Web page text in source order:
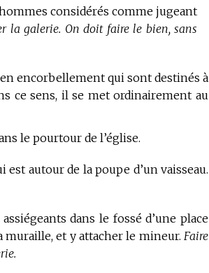
considérés comme jugeant
la galerie. On doit faire le bien, sans
en encorbellement qui sont destinés à
ce sens, il se met ordinairement au
le pourtour de l’église.
est autour de la poupe d’un vaisseau.
dans le fossé d’une place
muraille, et y attacher le mineur. Faire